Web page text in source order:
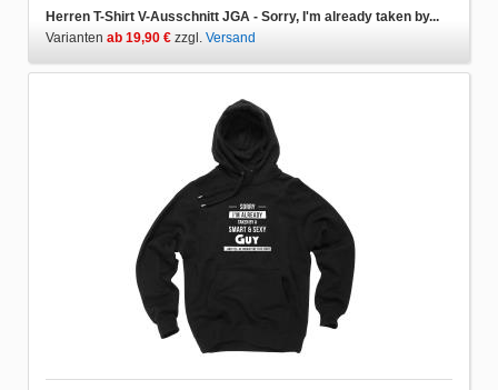
Herren T-Shirt V-Ausschnitt JGA - Sorry, I'm already taken by...
Varianten ab 19,90 € zzgl. Versand